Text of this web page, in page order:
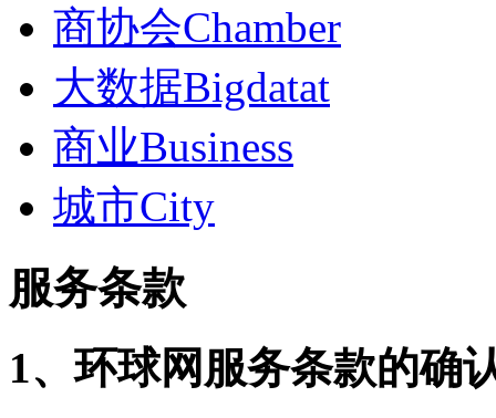
商协会Chamber
大数据Bigdatat
商业Business
城市City
服务条款
1、环球网服务条款的确